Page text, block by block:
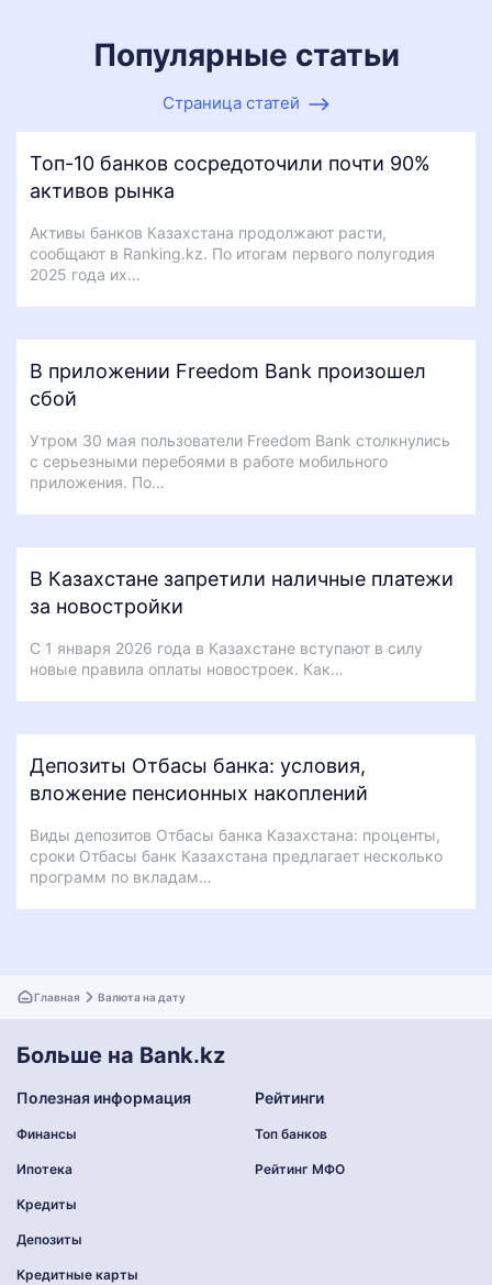
Популярные статьи
Страница статей
Топ-10 банков сосредоточили почти 90%
активов рынка
Активы банков Казахстана продолжают расти,
сообщают в Ranking.kz. По итогам первого полугодия
2025 года их…
В приложении Freedom Bank произошел
сбой
Утром 30 мая пользователи Freedom Bank столкнулись
с серьезными перебоями в работе мобильного
приложения. По…
В Казахстане запретили наличные платежи
за новостройки
С 1 января 2026 года в Казахстане вступают в силу
новые правила оплаты новостроек. Как…
Депозиты Отбасы банка: условия,
вложение пенсионных накоплений
Виды депозитов Отбасы банка Казахстана: проценты,
сроки Отбасы банк Казахстана предлагает несколько
программ по вкладам…
Главная Валюта на дату
Больше на Bank.kz
Полезная информация
Финансы
Ипотека
Кредиты
Депозиты
Кредитные карты
Рейтинги
Топ банков
Рейтинг МФО